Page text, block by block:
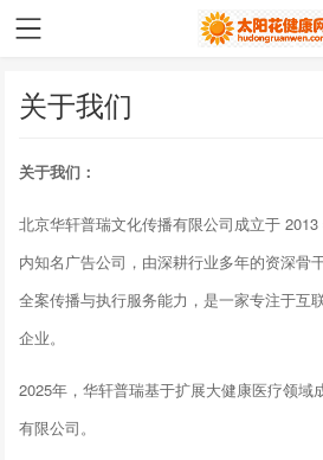
关于我们
关于我们：
北京华轩普瑞文化传播有限公司成立于
内知名广告公司，由深耕行业多年的资深骨
全案传播与执行服务能力，是一家专注于互
企业。
2025年，华轩普瑞基于扩展大健康医疗领域
有限公司。